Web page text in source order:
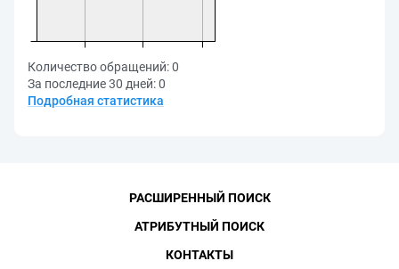
Количество обращений:0
За последние 30 дней:0
Подробная статистика
РАСШИРЕННЫЙ ПОИСК
АТРИБУТНЫЙ ПОИСК
КОНТАКТЫ